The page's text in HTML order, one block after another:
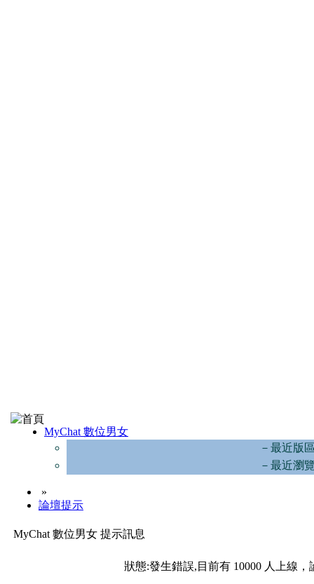
MyChat 數位男女
－最近版
－最近瀏
»
論壇提示
MyChat 數位男女 提示訊息
狀態:發生錯誤,目前有 10000 人上線